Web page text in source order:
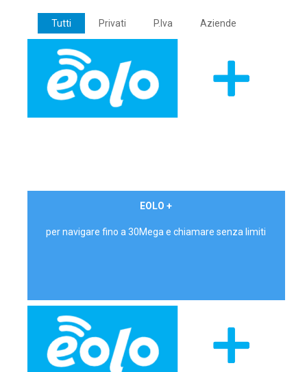
Tutti Privati P.Iva Aziende
EOLO +
per navigare fino a 30Mega e chiamare senza limiti